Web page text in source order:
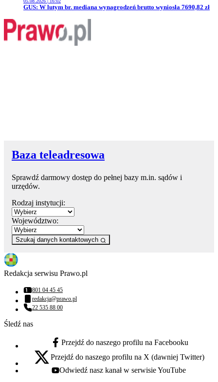
Przejdź do artykułu:
GUS: W lutym br. mediana wynagrodzeń brutto wyniosła 7690,82 zł
Baza teleadresowa
Sprawdź darmowy dostęp do pełnej bazy m.in. sądów i
urzędów.
Rodzaj instytucji:
Województwo:
Szukaj danych kontaktowych
Redakcja serwisu Prawo.pl
Numer telefonu:
801 04 45 45
Adres email:
redakcja@prawo.pl
Numer telefonu:
22 535 88 00
Śledź nas
facebook - otwiera się w nowej karcie
Przejdź do naszego profilu na Facebooku
x - otwiera się w nowej karcie
Przejdź do naszego profilu na X (dawniej Twitter)
youtube - otwiera się w nowej karcie
Odwiedź nasz kanał w serwisie YouTube